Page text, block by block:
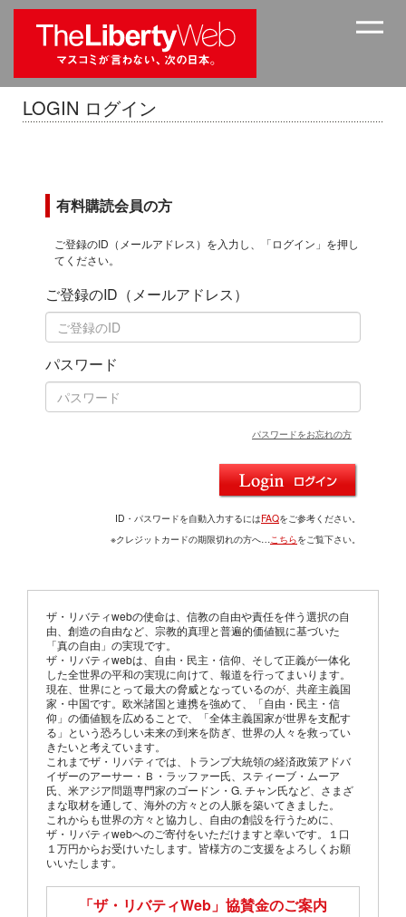
LOGIN ログイン
有料購読会員の方
ご登録のID（メールアドレス）を入力し、「ログイン」を押し
てください。
ご登録のID（メールアドレス）
パスワード
パスワードをお忘れの方
ID・パスワードを自動入力するにはFAQをご参考ください。
※クレジットカードの期限切れの方へ…こちらをご覧下さい。
ザ・リバティwebの使命は、信教の自由や責任を伴う選択の自
由、創造の自由など、宗教的真理と普遍的価値観に基づいた
「真の自由」の実現です。
ザ・リバティwebは、自由・民主・信仰、そして正義が一体化
した全世界の平和の実現に向けて、報道を行ってまいります。
現在、世界にとって最大の脅威となっているのが、共産主義国
家・中国です。欧米諸国と連携を強めて、「自由・民主・信
仰」の価値観を広めることで、「全体主義国家が世界を支配す
る」という恐ろしい未来の到来を防ぎ、世界の人々を救ってい
きたいと考えています。
これまでザ・リバティでは、トランプ大統領の経済政策アドバ
イザーのアーサー・Ｂ・ラッファー氏、スティーブ・ムーア
氏、米アジア問題専門家のゴードン・G. チャン氏など、さまざ
まな取材を通して、海外の方々との人脈を築いてきました。
これからも世界の方々と協力し、自由の創設を行うために、
ザ・リバティwebへのご寄付をいただけますと幸いです。１口
１万円からお受けいたします。皆様方のご支援をよろしくお願
いいたします。
「ザ・リバティWeb」 協賛金のご案内